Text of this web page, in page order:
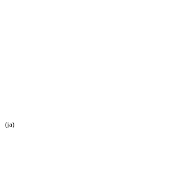
(ja)